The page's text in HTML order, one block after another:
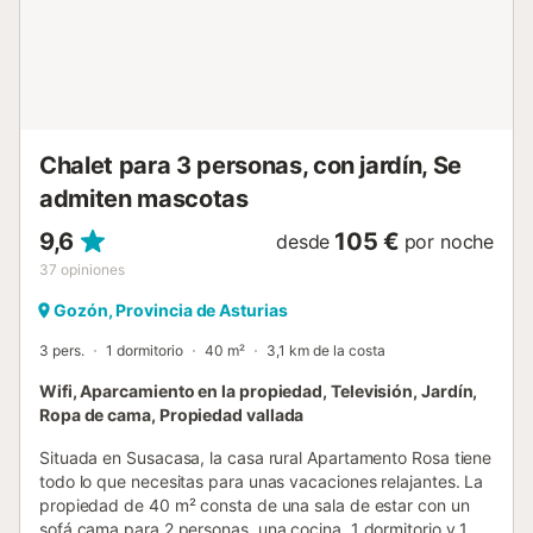
Chalet para 3 personas, con jardín, Se
admiten mascotas
9,6
37 opiniones
desde 105 € por noche
Gozón, Provincia de Asturias
3 pers. 1 dormitorio 40 m² 3,1 km de la costa
Wifi, Aparcamiento en la propiedad, Televisión, Jardín,
Ropa de cama, Propiedad vallada
Situada en Susacasa, la casa rural Apartamento Rosa tiene
todo lo que necesitas para unas vacaciones relajantes. La
propiedad de 40 m² consta de una sala de estar con un